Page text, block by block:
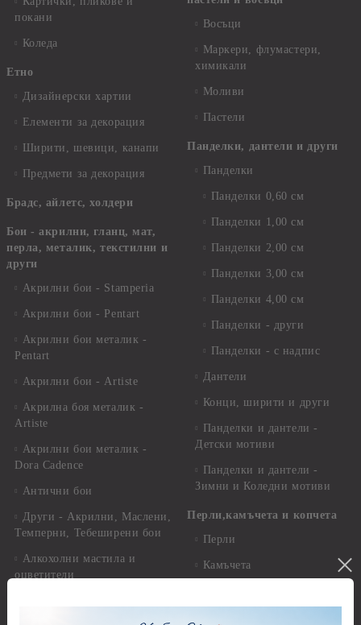
покани
Коледа
Етно
Дизайнерски хартии
Елементи за декорация
Ширити, шевици, канапи
Предмети за декорация
Брадс, айлетс, холдери
Бои - акрилни, гланц, мат,
перла, металик, текстилни и
други
Акрилни бои - Stamperia
Акрилни бои - Pentart
Акрилни бои металик -
Pentart
Акрилни бои - Artiste
Акрилна боя металик -
Artiste
Акрилни бои металик -
Dora Cadence
Антични бои
Други - Акрилни, Маслени,
Темперни, Тебеширени бои
Алкохолни мастила и
оцветители
Восъци
Маркери, флумастери,
химикали
Моливи
Пастели
Панделки, дантели и други
Панделки
Панделки 0,60 см
Панделки 1,00 см
Панделки 2,00 см
Панделки 3,00 см
Панделки 4,00 см
Панделки - други
Панделки - с надпис
Дантели
Конци, ширити и други
Панделки и дантели -
Детски мотиви
Панделки и дантели -
Зимни и Коледни мотиви
Перли,камъчета и копчета
Перли
Камъчета